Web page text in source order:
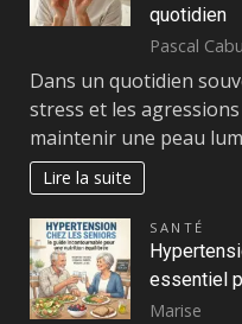
quotidien
Pascal
Dans un quotidien
stress et les
maintenir une peau
Lire la suite
SANTÉ
essentiel
Marise